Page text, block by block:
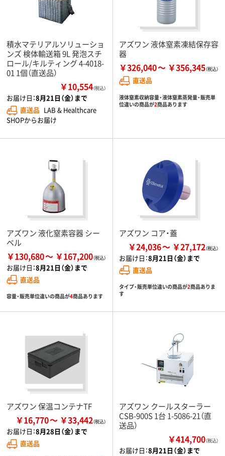
積水マテリアルソリューショ
ンズ 検体輸送箱 9L 発泡スチ
ロール/キルティング 4-4018-
01 1個（直送品）
￥10,554（税込）
お届け日：8月21日（金）まで
直送品 LAB & Healthcare
SHOPからお届け
アズワン 液体窒素凍結保存容
器
￥326,040 ￥356,345
直送品
液体窒素収納容量・液体窒素蒸発量・販売単
位違いの商品が2商品あります
アズワン 液化窒素容器 シー
ベル
￥130,680 ￥167,200
お届け日：8月21日（金）まで
直送品
容量・販売単位違いの商品が4商品あります
アズワン コア・蓋
￥24,036 ￥27,172
お届け日：8月21日（金）まで
直送品
タイプ・販売単位違いの商品が2商品ありま
す
アズワン 保温コンテナTF
￥16,770 ￥33,442
お届け日：8月28日（金）まで
直送品
アズワン クールスターラー
CSB-900S 1台 1-5086-21（直
送品）
￥414,700（税込）
お届け日：8月21日（金）まで